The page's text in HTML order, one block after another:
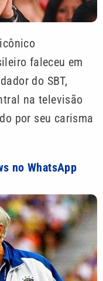
faleceu em
do SBT,
na televisão
por seu carisma
no WhatsApp